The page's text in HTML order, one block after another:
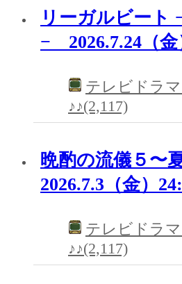
リーガルビート
− 2026.7.24（金
テレビドラ
♪♪(2,117)
晩酌の流儀５〜
2026.7.3（金）
テレビドラ
♪♪(2,117)